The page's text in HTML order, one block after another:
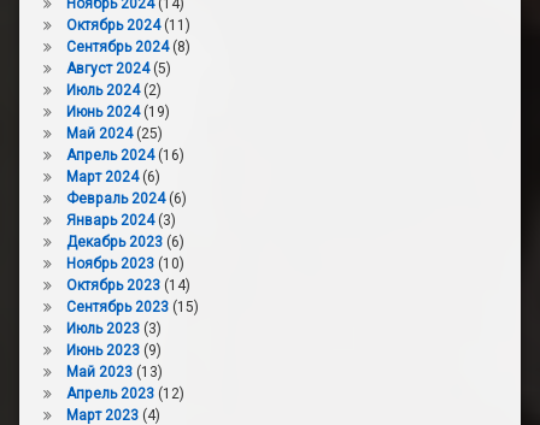
Октябрь 2024(11)
Сентябрь 2024(8)
Август 2024(5)
Июль 2024(2)
Июнь 2024(19)
Май 2024(25)
Апрель 2024(16)
Март 2024(6)
Февраль 2024(6)
Январь 2024(3)
Декабрь 2023(6)
Ноябрь 2023(10)
Октябрь 2023(14)
Сентябрь 2023(15)
Июль 2023(3)
Июнь 2023(9)
Май 2023(13)
Апрель 2023(12)
Март 2023(4)